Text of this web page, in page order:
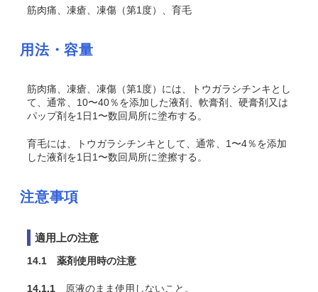
筋肉痛、凍瘡、凍傷（第1度）、育毛
用法・容量
筋肉痛、凍瘡、凍傷（第1度）には、トウガラシチンキとし
て、通常、10〜40％を添加した液剤、軟膏剤、硬膏剤又は
パップ剤を1日1〜数回局所に塗布する。
育毛には、トウガラシチンキとして、通常、1〜4％を添加
した液剤を1日1〜数回局所に塗擦する。
注意事項
適用上の注意
14.1 薬剤使用時の注意
14.1.1 原液のまま使用しないこと。